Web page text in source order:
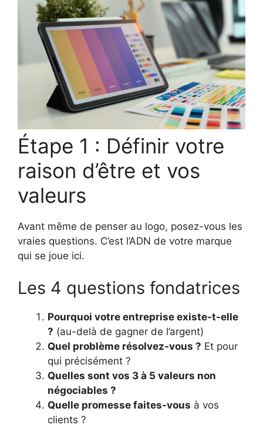
Étape 1 : Définir votre
raison d’être et vos
valeurs
Avant même de penser au logo, posez-vous les
vraies questions. C’est l’ADN de votre marque
qui se joue ici.
Les 4 questions fondatrices
Pourquoi votre entreprise existe-t-elle
? (au-delà de gagner de l’argent)
Quel problème résolvez-vous ? Et pour
qui précisément ?
Quelles sont vos 3 à 5 valeurs non
négociables ?
Quelle promesse faites-vous à vos
clients ?